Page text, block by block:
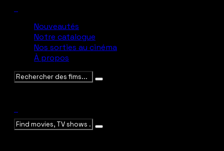
Nouveautés
Notre catalogue
Nos sorties au cinéma
À propos